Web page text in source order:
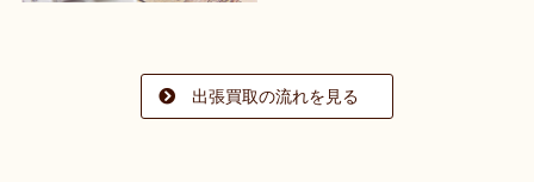
出張買取の流れを見る